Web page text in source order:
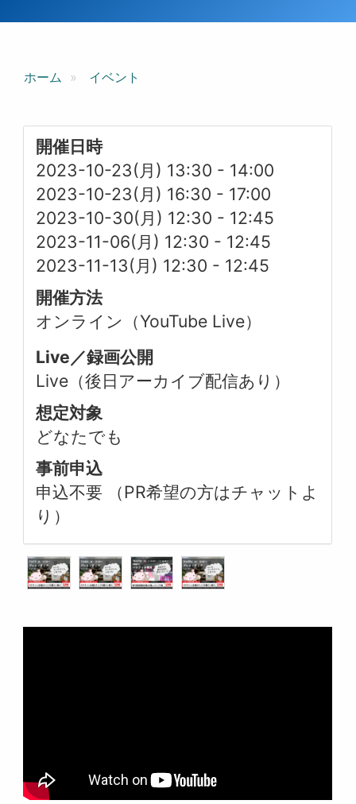
ホーム イベント
開催日時
2023-10-23(月) 13:30 - 14:00
2023-10-23(月) 16:30 - 17:00
2023-10-30(月) 12:30 - 12:45
2023-11-06(月) 12:30 - 12:45
2023-11-13(月) 12:30 - 12:45
開催方法
オンライン（YouTube Live）
Live／録画公開
Live（後日アーカイブ配信あり）
想定対象
どなたでも
事前申込
申込不要 （PR希望の方はチャットよ
り）